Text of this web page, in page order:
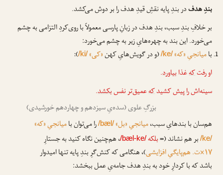
بندِ هدفدر بندِ پایه نقشِ قیدِ هدف را بر دوش می‌کشد.
بر خلافِ بندِ سبب، بندِ هدف در زبانِ پارسی معمولاً با روی‌کردِ التزامی به چشم
می‌خورد. این بند به چهره‌هایِ زیر به چشم می‌خورد:
بامیانجیِ «که»/ke/ (و در گویش‌هایِ کهن«کی»/ki/
):
او رفتکهغذابیاورد.
سینه‌اش را پیش کشیدکهعمیق‌تر نفسبکشد.
بزرگِ علوی (سده‌یِ سیزدهم و چهاردهم خورشیدی)
هم‌سان با بندهایِ سبب،میانجیِ «بل»/bæl/ را می‌توان بامیانجیِ «که»
/ke/ بر هم نشاند (=بلکه/bæl-ke/، هم‌چنین نگاه کنید به جستارِ
۱۷×ت. هم‌پایگیِ افزایشی
)، هنگامی که کنش‌گرِ بندِ پایه تنها امیدوار
باشد که با کردارِ خود به بندِ هدف جامه‌یِ عمل ببخشد: